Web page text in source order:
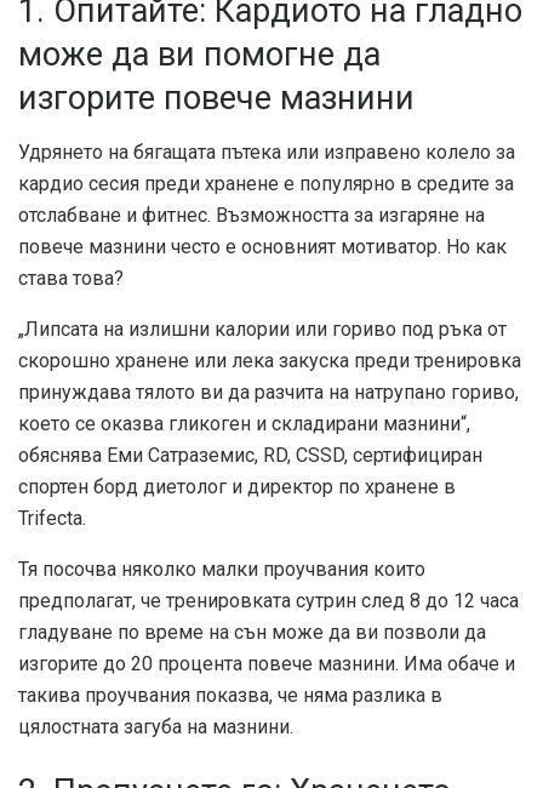
1. Опитайте: Кардиото на гладно
може да ви помогне да
изгорите повече мазнини
Удрянето на бягащата пътека или изправено колело за
кардио сесия преди хранене е популярно в средите за
отслабване и фитнес. Възможността за изгаряне на
повече мазнини често е основният мотиватор. Но как
става това?
„Липсата на излишни калории или гориво под ръка от
скорошно хранене или лека закуска преди тренировка
принуждава тялото ви да разчита на натрупано гориво,
което се оказва гликоген и складирани мазнини“,
обяснява Еми Сатраземис, RD, CSSD, сертифициран
спортен борд диетолог и директор по хранене в
Trifecta.
Тя посочва няколко малки проучвания които
предполагат, че тренировката сутрин след 8 до 12 часа
гладуване по време на сън може да ви позволи да
изгорите до 20 процента повече мазнини. Има обаче и
такива проучвания показва, че няма разлика в
цялостната загуба на мазнини.